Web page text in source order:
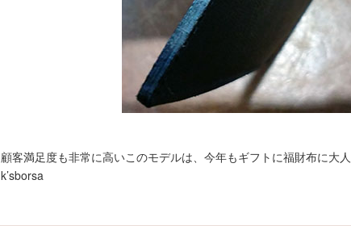
顧客満足度も非常に高いこのモデルは、今年もギフトに福財布に
k’sborsa